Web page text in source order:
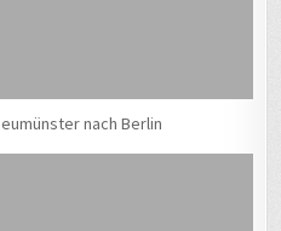
nach Berlin